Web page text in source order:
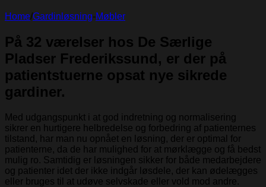
Home/Gardinløsning-Møbler
På 32 værelser hos De Særlige
Pladser Frederikssund, er der på
patientstuerne opsat nye sikrede
gardiner.
Med udgangspunkt i at god indretning og normalisering
sikrer en hurtigere helbredelse og forbedring af patienternes
tilstand, har man nu opnået en løsning, der er optimal for
patienterne, da de har mulighed for at mørklægge og få bedst
mulig ro. Samtidig er løsningen sikker for både medarbejdere
og patienter idet der ikke indgår løsdele, der kan ødelægges
eller bruges til at udøve selvskade eller vold mod andre.